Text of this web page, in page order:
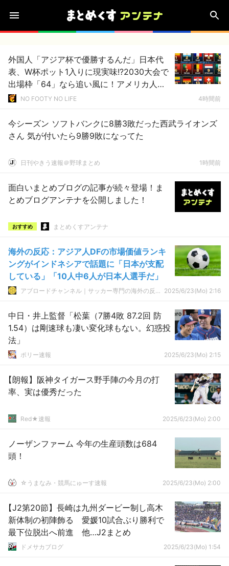
外国人「アジア杯で優勝するんだ」日本代
表、W杯ポット1入りに現実味!?2030大会で
出場枠「64」なら追い風に！アメリカ人も
ポット1争いに熱視線！【海外の反応】
NO FOOTY NO LIFE 4時間前
今シーズン ソフトバンクに8勝3敗だった西武ライオンズ
さん 気が付いたら9勝9敗になってた
日刊やきう速報＠野球まとめ 1時間前
面白いまとめブログの記事が続々登場！ま
とめブログアンテナを公開しました！
おすすめ まとめくすアンテナ
海外の反応：アジア人DFの市場価値ランキ
ングがインドネシアで話題に「日本が支配
している」「10人中6人が日本人選手だ」
アブロードチャンネル｜サッカー専門の海外の反応サイト 2025/6/23(Mo) 2:16
中日・井上監督「松葉（7勝4敗 87.2回 防
1.54）は剛速球も凄い変化球もない。幻惑投
法」
ポリー速報 2025/6/23(Mo) 2:15
【朗報】阪神タイガース野手陣の今月の打
率、実は優秀だった
Red★速報 2025/6/23(Mo) 2:00
ノーザンファーム 今年の生産頭数は684
頭！
☆うまなみ・競馬にゅーす速報 2025/6/23(Mo) 2:00
【J2第20節】長崎は九州ダービー制し高木
新体制の初陣飾る 愛媛10試合ぶり勝利で
最下位脱出へ前進 他…J2まとめ
ドメサカブログ 2025/6/23(Mo) 1:54